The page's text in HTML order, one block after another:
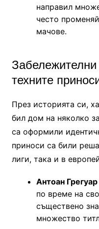
направил
често
мачове.
техните
През историята си,
бил дом на няколко
са оформили
приноси са били
лиги, така и в
Антоан Грегуар
по време на
съществено
множество